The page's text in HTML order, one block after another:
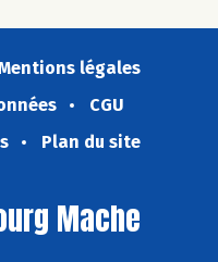
légales
CGU
Plan du site
Mache